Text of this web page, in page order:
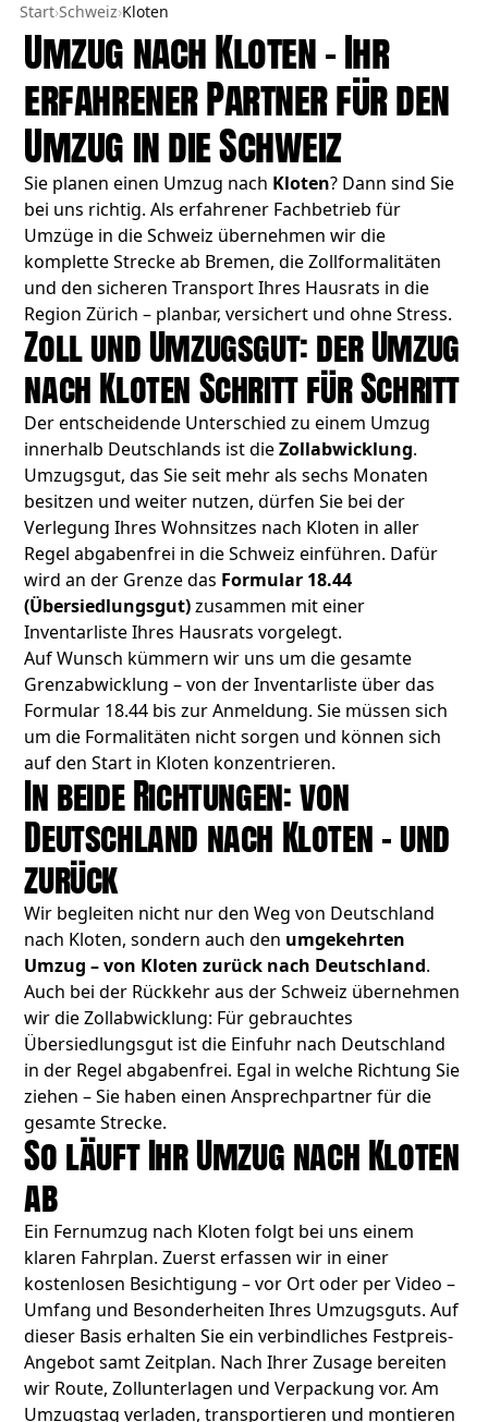
Start›Schweiz›Kloten
Umzug nach Kloten – Ihr
erfahrener Partner für den
Umzug in die Schweiz
Sie planen einen Umzug nach Kloten? Dann sind Sie
bei uns richtig. Als erfahrener Fachbetrieb für
Umzüge in die Schweiz übernehmen wir die
komplette Strecke ab Bremen, die Zollformalitäten
und den sicheren Transport Ihres Hausrats in die
Region Zürich – planbar, versichert und ohne Stress.
Zoll und Umzugsgut: der Umzug
nach Kloten Schritt für Schritt
Der entscheidende Unterschied zu einem Umzug
innerhalb Deutschlands ist dieZollabwicklung.
Umzugsgut, das Sie seit mehr als sechs Monaten
besitzen und weiter nutzen, dürfen Sie bei der
Verlegung Ihres Wohnsitzes nach Kloten in aller
Regel abgabenfrei in die Schweiz einführen. Dafür
wird an der Grenze das Formular 18.44
(Übersiedlungsgut)zusammen mit einer
Inventarliste Ihres Hausrats vorgelegt.
Auf Wunsch kümmern wir uns um die gesamte
Grenzabwicklung – von der Inventarliste über das
Formular 18.44 bis zur Anmeldung. Sie müssen sich
um die Formalitäten nicht sorgen und können sich
auf den Start in Kloten konzentrieren.
In beide Richtungen: von
Deutschland nach Kloten – und
zurück
Wir begleiten nicht nur den Weg von Deutschland
nach Kloten, sondern auch den umgekehrten
Umzug – von Kloten zurück nach Deutschland.
Auch bei der Rückkehr aus der Schweiz übernehmen
wir die Zollabwicklung: Für gebrauchtes
Übersiedlungsgut ist die Einfuhr nach Deutschland
in der Regel abgabenfrei. Egal in welche Richtung Sie
ziehen – Sie haben einen Ansprechpartner für die
gesamte Strecke.
So läuft Ihr Umzug nach Kloten
ab
Ein Fernumzug nach Kloten folgt bei uns einem
klaren Fahrplan. Zuerst erfassen wir in einer
kostenlosen Besichtigung – vor Ort oder per Video –
Umfang und Besonderheiten Ihres Umzugsguts. Auf
dieser Basis erhalten Sie ein verbindliches Festpreis-
Angebot samt Zeitplan. Nach Ihrer Zusage bereiten
wir Route, Zollunterlagen und Verpackung vor. Am
Umzugstag verladen, transportieren und montieren